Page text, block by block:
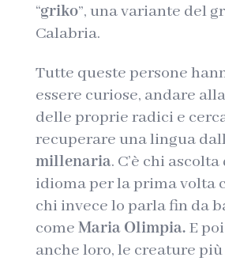
“griko”, una variante del
Calabria.
Tutte queste persone
essere curiose, andare
delle proprie radici e
recuperare una lingua
millenaria. C’è chi
idioma per la prima volta
chi invece lo parla fin da
come Maria Olimpia.E
anche loro, le creature